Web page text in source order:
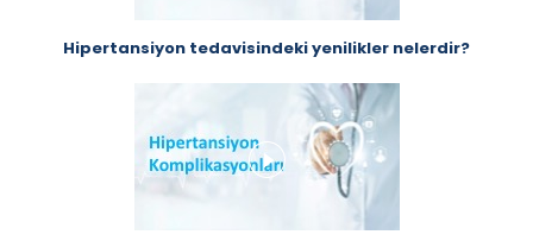
Hipertansiyon tedavisindeki yenilikler nelerdir?